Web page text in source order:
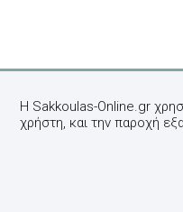
Η Sakkoulas-Online.gr
χρήστη, και την παροχή